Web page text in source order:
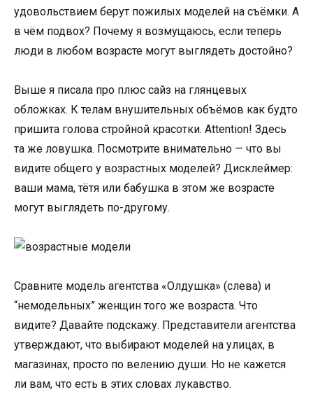
удовольствием берут пожилых моделей на съёмки. А
в чём подвох? Почему я возмущаюсь, если теперь
люди в любом возрасте могут выглядеть достойно?
Выше я писала про плюс сайз на глянцевых
обложках. К телам внушительных объёмов как будто
пришита голова стройной красотки. Attention! Здесь
та же ловушка. Посмотрите внимательно — что вы
видите общего у возрастных моделей? Дисклеймер:
ваши мама, тётя или бабушка в этом же возрасте
могут выглядеть по-другому.
Сравните модель агентства «Олдушка» (слева) и
“немодельных” женщин того же возраста. Что
видите? Давайте подскажу. Представители агентства
утверждают, что выбирают моделей на улицах, в
магазинах, просто по велению души. Но не кажется
ли вам, что есть в этих словах лукавство.